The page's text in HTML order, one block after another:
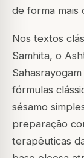
de forma mais
Nos textos
Samhita, o
Sahasrayogam
fórmulas
sésamo
preparação
terapêuticas